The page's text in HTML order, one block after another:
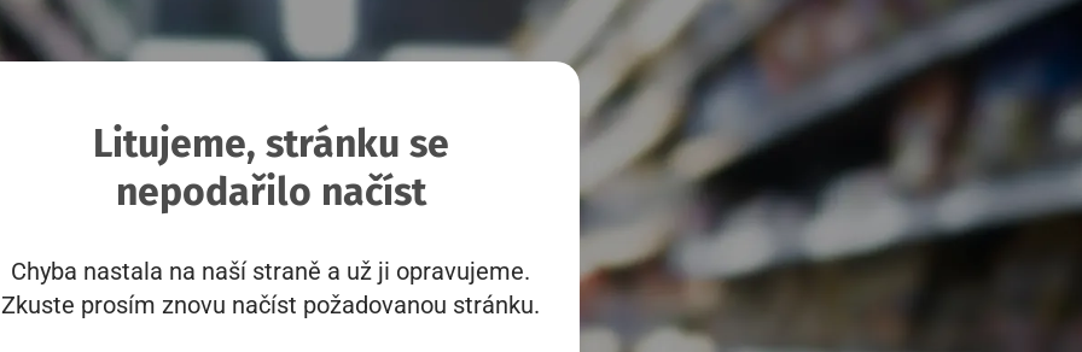
Litujeme, stránku se
nepodařilo načíst
Chyba nastala na naší straně a už ji opravujeme.
Zkuste prosím znovu načíst požadovanou stránku.